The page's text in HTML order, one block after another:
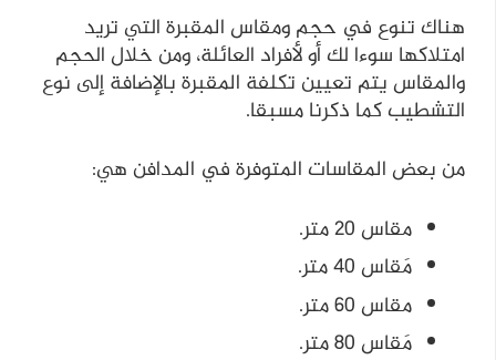
هناك تنوع في حجم ومقاس المقبرة التي تريد
امتلاكها سوءا لك أو لأفراد العائلة، ومن خلال الحجم
والمقاس يتم تعيين تكلفة المقبرة بالإضافة إلى نوع
التشطيب كما ذكرنا مسبقا.
من بعض المقاسات المتوفرة في المدافن هي:
مقاس 20 متر.
مَقاس 40 متر.
مقاس 60 متر.
مَقاس 80 متر.